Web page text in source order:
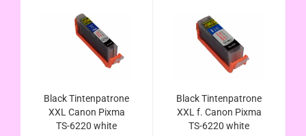
Black Tintenpatrone
XXL Canon Pixma
TS-6220 white
Black Tintenpatrone
XXL f. Canon Pixma
TS-6220 white